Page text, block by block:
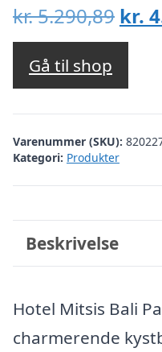
kr.5.290,89 Den
var:
kr.
kr.
Gå til shop
Varenummer (SKU):
Kategori: Produkter
Beskrivelse
Hotel Mitsis Bali
charmerende